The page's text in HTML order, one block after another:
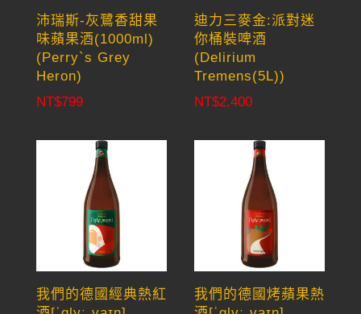
沛瑞斯-灰鷺香甜果
味蘋果酒(1000ml)
(Perry`s Grey
Heron)
NT$799
迪力三麥金:派對迷
你桶裝啤酒
(Delirium
Tremens(5L))
NT$2,400
我們的德國經典熱紅
我們的德國烤蘋果熱